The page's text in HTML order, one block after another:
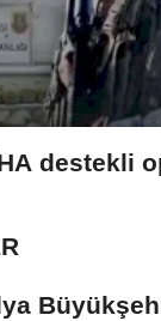
destekli